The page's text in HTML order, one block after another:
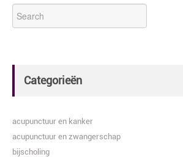
Categorieën
acupunctuur en kanker
acupunctuur en zwangerschap
bijscholing